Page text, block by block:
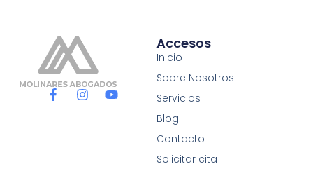
F
I
Y
Accesos
Inicio
Sobre Nosotros
Servicios
Blog
Contacto
Solicitar cita